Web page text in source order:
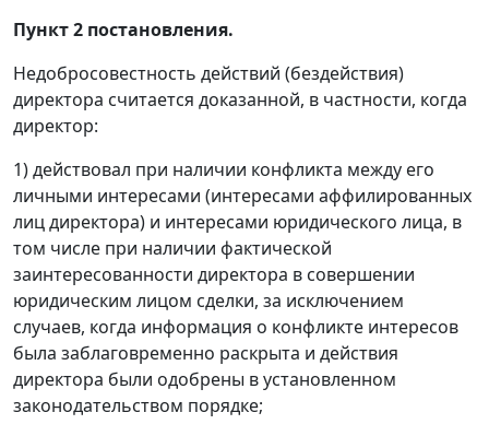
Пункт 2 постановления.
Недобросовестность действий (бездействия)
директора считается доказанной, в частности, когда
директор:
1) действовал при наличии конфликта между его
личными интересами (интересами аффилированных
лиц директора) и интересами юридического лица, в
том числе при наличии фактической
заинтересованности директора в совершении
юридическим лицом сделки, за исключением
случаев, когда информация о конфликте интересов
была заблаговременно раскрыта и действия
директора были одобрены в установленном
законодательством порядке;